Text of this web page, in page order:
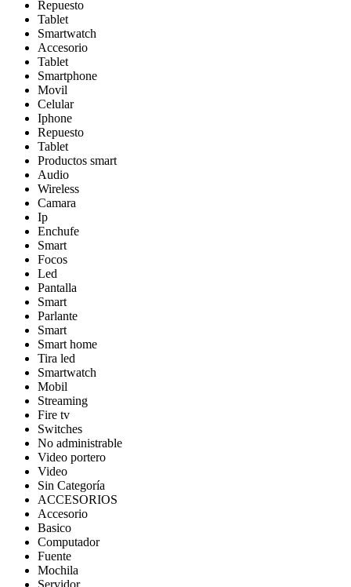
Repuesto
Tablet
Smartwatch
Accesorio
Tablet
Smartphone
Movil
Celular
Iphone
Repuesto
Tablet
Productos smart
Audio
Wireless
Camara
Ip
Enchufe
Smart
Focos
Led
Pantalla
Smart
Parlante
Smart
Smart home
Tira led
Smartwatch
Mobil
Streaming
Fire tv
Switches
No administrable
Video portero
Video
Sin Categoría
ACCESORIOS
Accesorio
Basico
Computador
Fuente
Mochila
Servidor